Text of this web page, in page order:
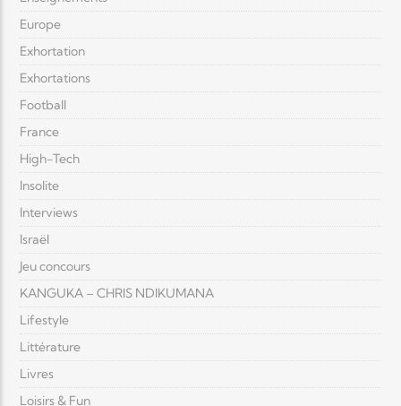
Europe
Exhortation
Exhortations
Football
France
High-Tech
Insolite
Interviews
Israël
Jeu concours
KANGUKA – CHRIS NDIKUMANA
Lifestyle
Littérature
Livres
Loisirs & Fun